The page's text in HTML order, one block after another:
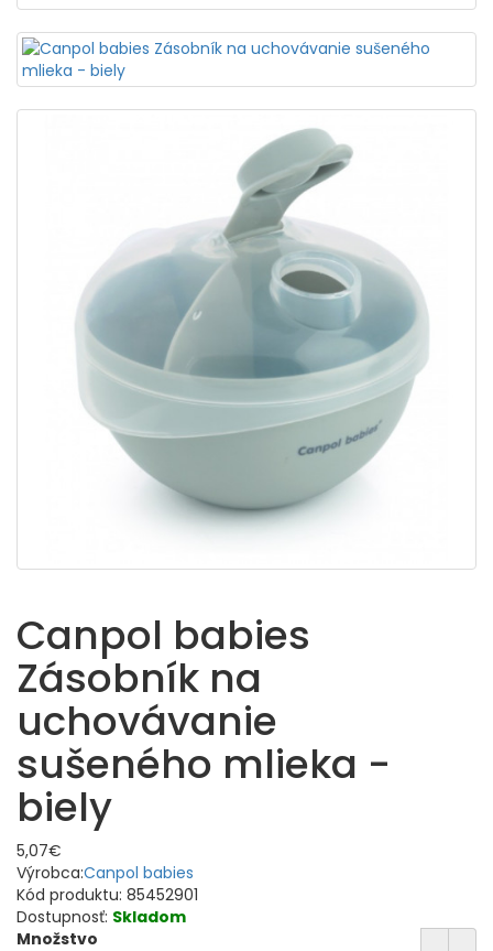
Canpol babies
Zásobník na
uchovávanie
sušeného mlieka -
biely
5,07€
Výrobca:Canpol babies
Kód produktu: 85452901
Dostupnosť: Skladom
Množstvo